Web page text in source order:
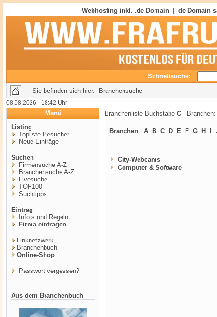
Webhosting inkl. .de Domain de Domain
Schnellsuche:
Sie befinden sich hier: Branchensuche
08.08.2026 - 18:42 Uhr
Menü
Listing
Topliste Besucher
Neue Einträge
Suchen
Firmensuche A-Z
Branchensuche A-Z
Livesuche
TOP100
Suchtipps
Eintrag
Info,s und Regeln
Firma eintragen
Linknetzwerk
Branchenbuch
Online-Shop
Passwort vergessen?
Aus dem Branchenbuch
Branchenliste Buchstabe C - Branchen:
Branchen: A B C D E F G H
City-Webcams
Computer & Software